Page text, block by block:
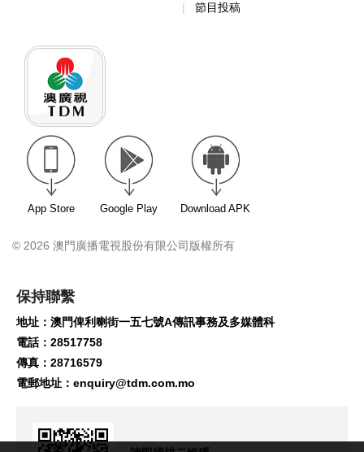
節目投稿
App Store Google Play Download APK
© 2026 澳門廣播電視股份有限公司版權所有
保持聯繫
地址：澳門俾利喇街一五七號A傳訊事務及多媒體科
電話：28517758
傳真：28716579
電郵地址： enquiry@tdm.com.mo